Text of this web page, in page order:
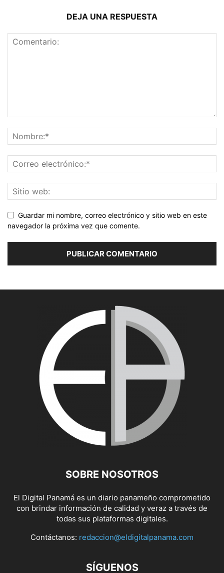
DEJA UNA RESPUESTA
Guardar mi nombre, correo electrónico y sitio web en este
navegador la próxima vez que comente.
SOBRE NOSOTROS
El Digital Panamá es un diario panameño comprometido
con brindar información de calidad y veraz a través de
todas sus plataformas digitales.
Contáctanos: redaccion@eldigitalpanama.com
SÍGUENOS